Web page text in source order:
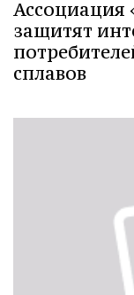
Ассоциация
защитят
сплавов